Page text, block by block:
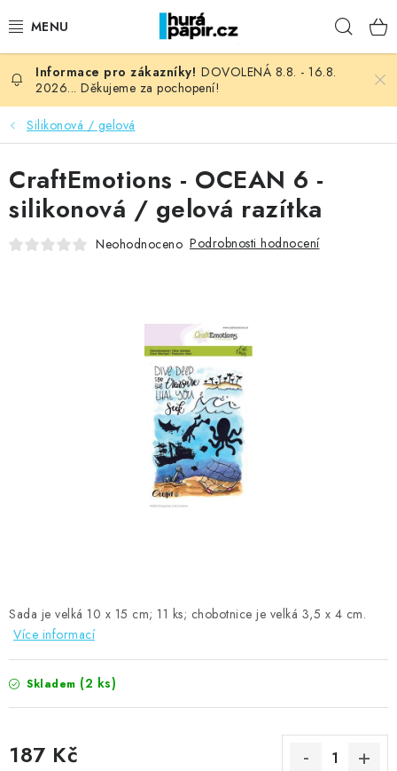
na
NOVINKY
HURÁ DÍLNA
VŠECHNO ZBOŽÍ
KNIHAŘSKÝ MATERIÁL
Moje objednávka
DOVOLENÁ 8.8. - 16.8.
2026... Děkujeme za pochopení!
Silikonová / gelová
Sada je velká 10 x 15 cm; 11 ks; chobotnice je velká 3,5 x 4 cm.
Více informací
Skladem (2 ks)
187 Kč
CraftEmotions - OCEAN 6 -
silikonová / gelová razítka
Neohodnoceno Podrobnosti hodnocení